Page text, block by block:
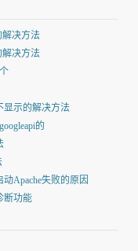
解决方法
解决方法
显示的解决方法
的
Apache失败的原因
断功能